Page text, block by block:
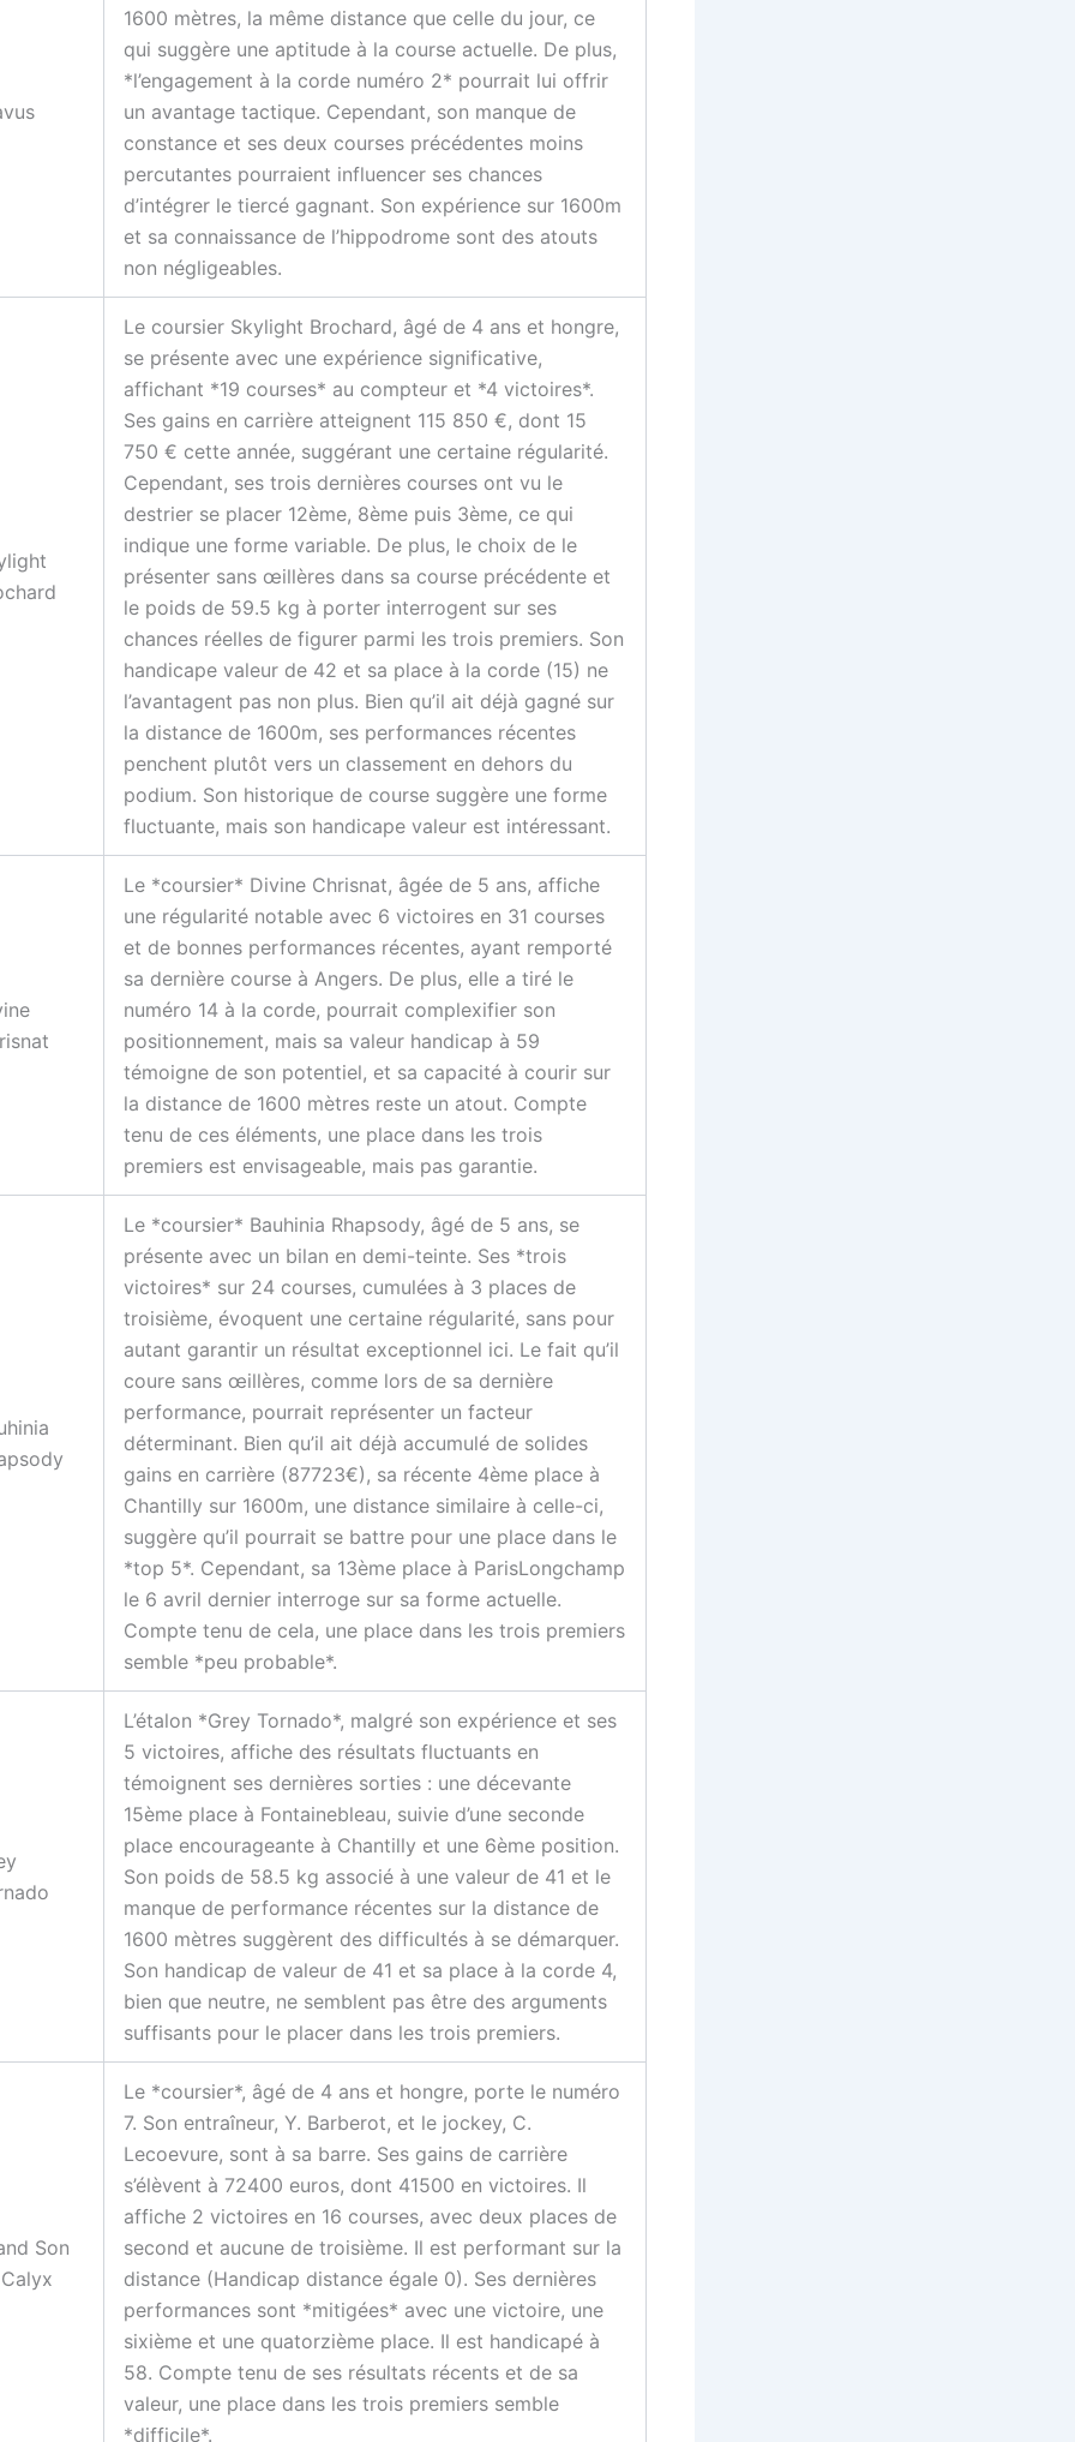
1600 mètres, la même distance que celle du jour, ce
qui suggère une aptitude à la course actuelle. De plus,
*l’engagement à la corde numéro 2* pourrait lui offrir
un avantage tactique. Cependant, son manque de
constance et ses deux courses précédentes moins
percutantes pourraient influencer ses chances
d’intégrer le tiercé gagnant. Son expérience sur 1600m
et sa connaissance de l’hippodrome sont des atouts
non négligeables.
Le coursier Skylight Brochard, âgé de 4 ans et hongre,
se présente avec une expérience significative,
affichant *19 courses* au compteur et *4 victoires*.
Ses gains en carrière atteignent 115 850 €, dont 15
750 € cette année, suggérant une certaine régularité.
Cependant, ses trois dernières courses ont vu le
destrier se placer 12ème, 8ème puis 3ème, ce qui
indique une forme variable. De plus, le choix de le
présenter sans œillères dans sa course précédente et
le poids de 59.5 kg à porter interrogent sur ses
chances réelles de figurer parmi les trois premiers. Son
handicape valeur de 42 et sa place à la corde (15) ne
l’avantagent pas non plus. Bien qu’il ait déjà gagné sur
la distance de 1600m, ses performances récentes
penchent plutôt vers un classement en dehors du
podium. Son historique de course suggère une forme
fluctuante, mais son handicape valeur est intéressant.
Le *coursier* Divine Chrisnat, âgée de 5 ans, affiche
une régularité notable avec 6 victoires en 31 courses
et de bonnes performances récentes, ayant remporté
sa dernière course à Angers. De plus, elle a tiré le
numéro 14 à la corde, pourrait complexifier son
positionnement, mais sa valeur handicap à 59
témoigne de son potentiel, et sa capacité à courir sur
la distance de 1600 mètres reste un atout. Compte
tenu de ces éléments, une place dans les trois
premiers est envisageable, mais pas garantie.
Le *coursier* Bauhinia Rhapsody, âgé de 5 ans, se
présente avec un bilan en demi-teinte. Ses *trois
victoires* sur 24 courses, cumulées à 3 places de
troisième, évoquent une certaine régularité, sans pour
autant garantir un résultat exceptionnel ici. Le fait qu’il
coure sans œillères, comme lors de sa dernière
performance, pourrait représenter un facteur
déterminant. Bien qu’il ait déjà accumulé de solides
gains en carrière (87723€), sa récente 4ème place à
Chantilly sur 1600m, une distance similaire à celle-ci,
suggère qu’il pourrait se battre pour une place dans le
*top 5*. Cependant, sa 13ème place à ParisLongchamp
le 6 avril dernier interroge sur sa forme actuelle.
Compte tenu de cela, une place dans les trois premiers
semble *peu probable*.
L’étalon *Grey Tornado*, malgré son expérience et ses
5 victoires, affiche des résultats fluctuants en
témoignent ses dernières sorties : une décevante
15ème place à Fontainebleau, suivie d’une seconde
place encourageante à Chantilly et une 6ème position.
Son poids de 58.5 kg associé à une valeur de 41 et le
manque de performance récentes sur la distance de
1600 mètres suggèrent des difficultés à se démarquer.
Son handicap de valeur de 41 et sa place à la corde 4,
bien que neutre, ne semblent pas être des arguments
suffisants pour le placer dans les trois premiers.
Son
Le *coursier*, âgé de 4 ans et hongre, porte le numéro
7. Son entraîneur, Y. Barberot, et le jockey, C.
Lecoevure, sont à sa barre. Ses gains de carrière
s’élèvent à 72400 euros, dont 41500 en victoires. Il
affiche 2 victoires en 16 courses, avec deux places de
second et aucune de troisième. Il est performant sur la
distance (Handicap distance égale 0). Ses dernières
performances sont *mitigées* avec une victoire, une
sixième et une quatorzième place. Il est handicapé à
58. Compte tenu de ses résultats récents et de sa
valeur, une place dans les trois premiers semble
*difficile*.